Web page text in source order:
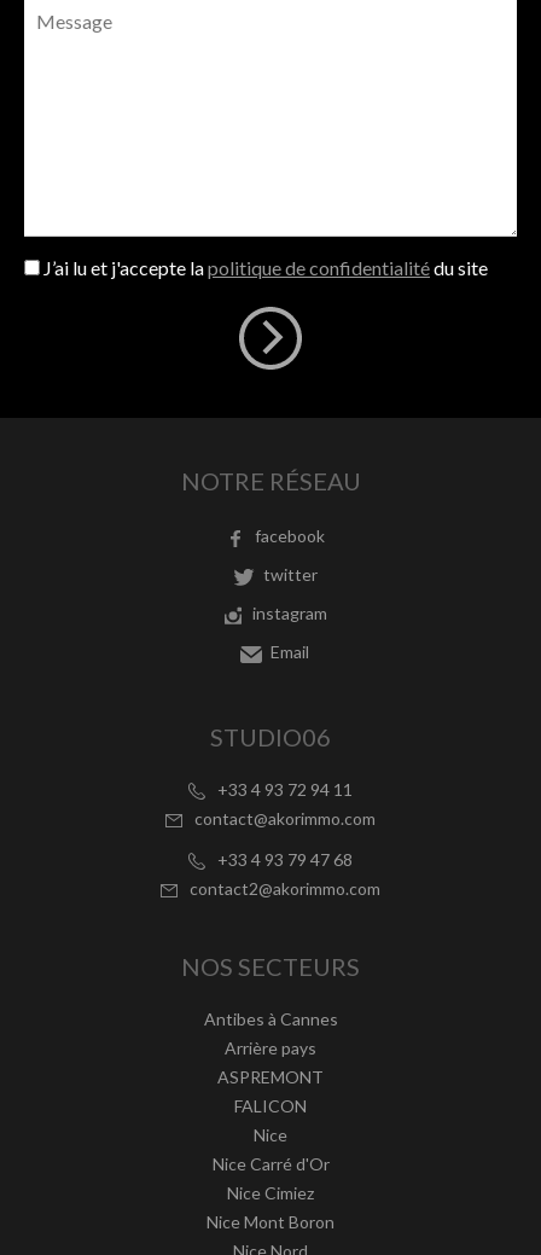
J’ai lu et j'accepte lapolitique de confidentialitédu site
NOTRE RÉSEAU
facebook
twitter
instagram
Email
STUDIO06
+33 4 93 72 94 11
contact@akorimmo.com
+33 4 93 79 47 68
contact2@akorimmo.com
NOS SECTEURS
Antibes à Cannes
Arrière pays
ASPREMONT
FALICON
Nice
Nice Carré d'Or
Nice Cimiez
Nice Mont Boron
Nice Nord